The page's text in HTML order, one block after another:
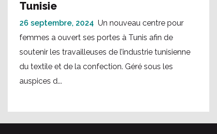
Tunisie
26 septembre, 2024 Un nouveau centre pour
femmes a ouvert ses portes à Tunis afin de
soutenir les travailleuses de l’industrie tunisienne
du textile et de la confection. Géré sous les
auspices d...